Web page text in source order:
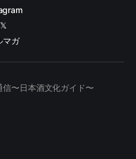
𝕏
マガ
〜日本酒文化ガイド〜